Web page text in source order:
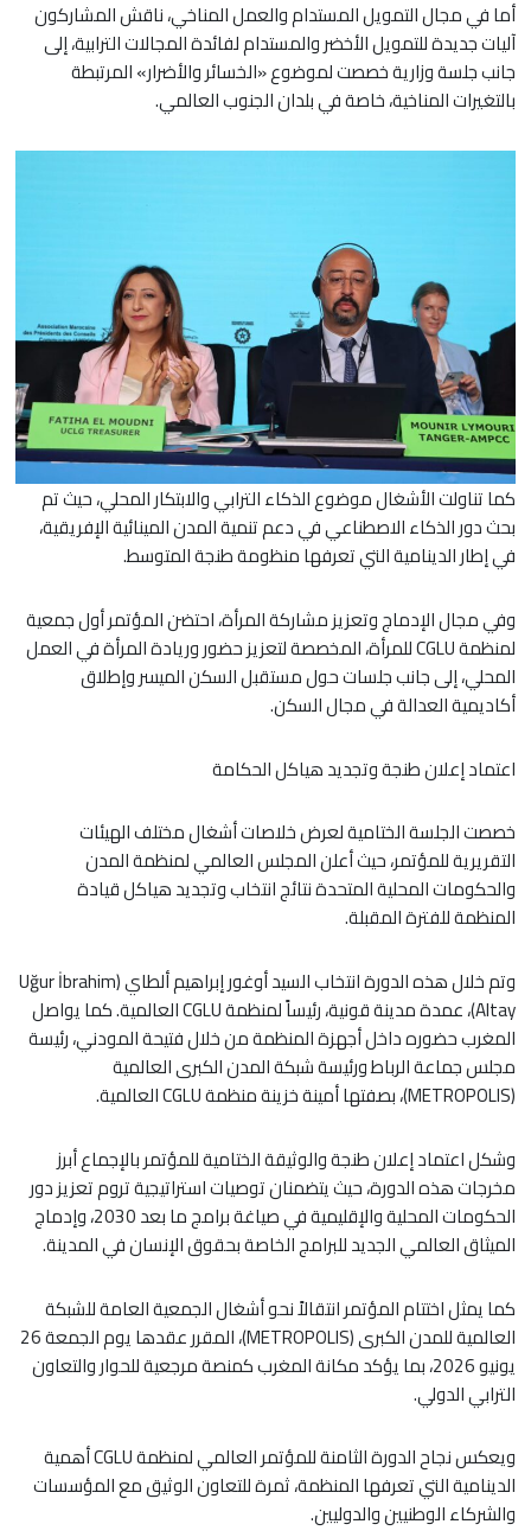
أما في مجال التمويل المستدام والعمل المناخي، ناقش المشاركون
آليات جديدة للتمويل الأخضر والمستدام لفائدة المجالات الترابية، إلى
جانب جلسة وزارية خصصت لموضوع «الخسائر والأضرار» المرتبطة
بالتغيرات المناخية، خاصة في بلدان الجنوب العالمي.
كما تناولت الأشغال موضوع الذكاء الترابي والابتكار المحلي، حيث تم
بحث دور الذكاء الاصطناعي في دعم تنمية المدن المينائية الإفريقية،
في إطار الدينامية التي تعرفها منظومة طنجة المتوسط.
وفي مجال الإدماج وتعزيز مشاركة المرأة، احتضن المؤتمر أول جمعية
لمنظمة CGLU للمرأة، المخصصة لتعزيز حضور وريادة المرأة في العمل
المحلي، إلى جانب جلسات حول مستقبل السكن الميسر وإطلاق
أكاديمية العدالة في مجال السكن.
اعتماد إعلان طنجة وتجديد هياكل الحكامة
خصصت الجلسة الختامية لعرض خلاصات أشغال مختلف الهيئات
التقريرية للمؤتمر، حيث أعلن المجلس العالمي لمنظمة المدن
والحكومات المحلية المتحدة نتائج انتخاب وتجديد هياكل قيادة
المنظمة للفترة المقبلة.
وتم خلال هذه الدورة انتخاب السيد أوغور إبراهيم ألطاي (Uğur İbrahim
Altay)، عمدة مدينة قونية، رئيساً لمنظمة CGLU العالمية. كما يواصل
المغرب حضوره داخل أجهزة المنظمة من خلال فتيحة المودني، رئيسة
مجلس جماعة الرباط ورئيسة شبكة المدن الكبرى العالمية
(METROPOLIS)، بصفتها أمينة خزينة منظمة CGLU العالمية.
وشكل اعتماد إعلان طنجة والوثيقة الختامية للمؤتمر بالإجماع أبرز
مخرجات هذه الدورة، حيث يتضمنان توصيات استراتيجية تروم تعزيز دور
الحكومات المحلية والإقليمية في صياغة برامج ما بعد 2030، وإدماج
الميثاق العالمي الجديد للبرامج الخاصة بحقوق الإنسان في المدينة.
كما يمثل اختتام المؤتمر انتقالاً نحو أشغال الجمعية العامة للشبكة
العالمية للمدن الكبرى (METROPOLIS)، المقرر عقدها يوم الجمعة 26
يونيو 2026، بما يؤكد مكانة المغرب كمنصة مرجعية للحوار والتعاون
الترابي الدولي.
ويعكس نجاح الدورة الثامنة للمؤتمر العالمي لمنظمة CGLU أهمية
الدينامية التي تعرفها المنظمة، ثمرة للتعاون الوثيق مع المؤسسات
والشركاء الوطنيين والدوليين.